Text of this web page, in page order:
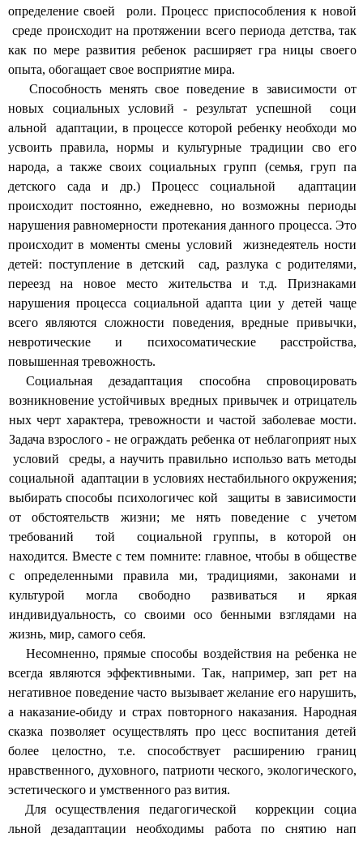
определение своей роли. Процесс приспособления к новой
среде происходит на протяжении всего периода детства, так
как по мере развития ребенок расширяет гра ницы своего
опыта, обогащает свое восприятие мира.
Способность менять свое поведение в зависимости от
новых социальных условий - результат успешной соци
альной адаптации, в процессе которой ребенку необходи мо
усвоить правила, нормы и культурные традиции сво его
народа, а также своих социальных групп (семья, груп па
детского сада и др.) Процесс социальной адаптации
происходит постоянно, ежедневно, но возможны периоды
нарушения равномерности протекания данного процесса. Это
происходит в моменты смены условий жизнедеятель ности
детей: поступление в детский сад, разлука с родителями,
переезд на новое место жительства и т.д. Признаками
нарушения процесса социальной адапта ции у детей чаще
всего являются сложности поведения, вредные привычки,
невротические и психосоматические расстройства,
повышенная тревожность.
Социальная дезадаптация способна спровоцировать
возникновение устойчивых вредных привычек и отрицатель
ных черт характера, тревожности и частой заболевае мости.
Задача взрослого - не ограждать ребенка от неблагоприят ных
условий среды, а научить правильно использо вать методы
социальной адаптации в условиях нестабильного окружения;
выбирать способы психологичес кой защиты в зависимости
от обстоятельств жизни; ме нять поведение с учетом
требований той социальной группы, в которой он
находится. Вместе с тем помните: главное, чтобы в обществе
с определенными правила ми, традициями, законами и
культурой могла свободно развиваться и яркая
индивидуальность, со своими осо бенными взглядами на
жизнь, мир, самого себя.
Несомненно, прямые способы воздействия на ребенка не
всегда являются эффективными. Так, например, зап рет на
негативное поведение часто вызывает желание его нарушить,
а наказание-обиду и страх повторного наказания. Народная
сказка позволяет осуществлять про цесс воспитания детей
более целостно, т.е. способствует расширению границ
нравственного, духовного, патриоти ческого, экологического,
эстетического и умственного раз вития.
Для осуществления педагогической коррекции социа
льной дезадаптации необходимы работа по снятию нап